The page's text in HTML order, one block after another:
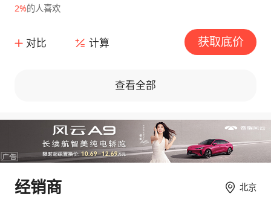
2%的人喜欢
对比 计算 获取底价
查看全部
经销商 北京